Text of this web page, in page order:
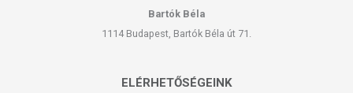
Bartók Béla
1114 Budapest, Bartók Béla út 71.
ELÉRHETŐSÉGEINK